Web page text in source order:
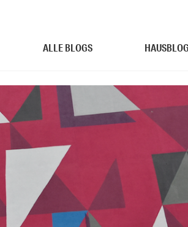
ALLE BLOGS HAUSBLOG